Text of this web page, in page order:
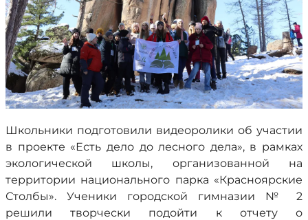
Школьники подготовили видеоролики об участии
в проекте «Есть дело до лесного дела», в рамках
экологической школы, организованной на
территории национального парка «Красноярские
Столбы». Ученики городской гимназии № 2
решили творчески подойти к отчету о